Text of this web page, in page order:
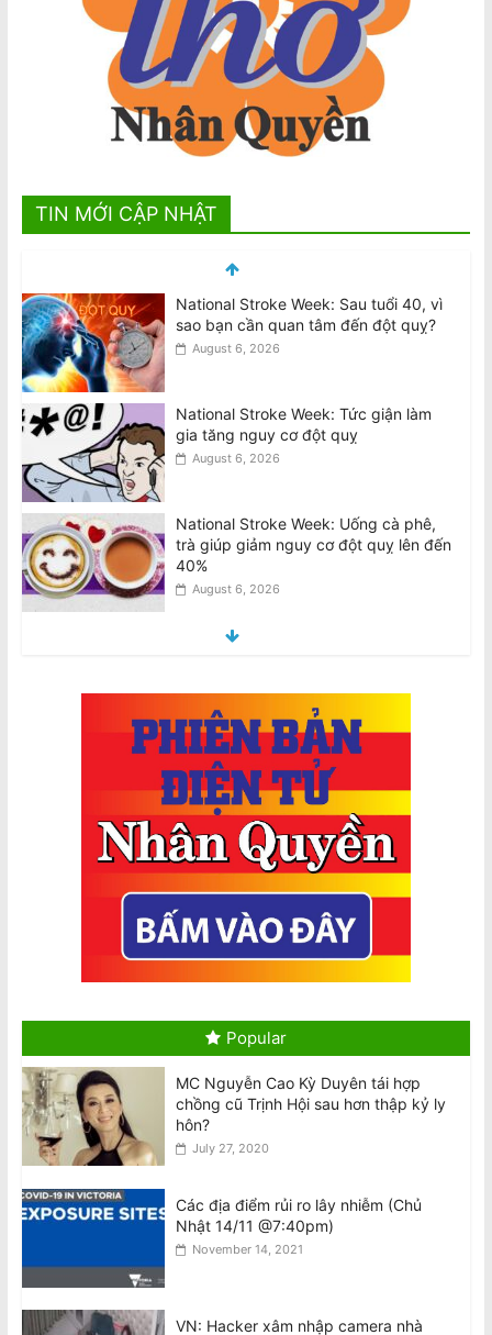
TIN MỚI CẬP NHẬT
National Stroke Week: Tức giận làm
gia tăng nguy cơ đột quỵ
August 6, 2026
National Stroke Week: Uống cà phê,
trà giúp giảm nguy cơ đột quỵ lên đến
40%
Tri ân người hùng Văn Việt Trương:
Chủ tiệm tạp hóa qua đời vì vết
thương trong vụ hành hung của nhóm
thiếu niên
suffered in teen group bashing
August 6, 2026
Biểu Tình Phản Đối Chuyến Công Du
của Tô Lâm tại Úc, T.Bảy 8/8 @2pm
trước Tòa Nhà Quốc Hội VIC
August 7, 2026
AVRNC: Phản Đối Tổng Bí Thư Kiêm
Chủ Tịch Nhà Nước CSVN Tô Lâm
Đến Úc Châu
August 7, 2026
Chủ tịch Đảng Cộng Sản Việt Nam
August 6, 2026
Visit to Australia by the General
Secretary and President of the
Tên lửa SpaceX Falcon 9 đâm vào Mặt
Trăng tốc độ 8.690 km/h
Popular
MC Nguyễn Cao Kỳ Duyên tái hợp
chồng cũ Trịnh Hội sau hơn thập kỷ ly
hôn?
July 27, 2020
Các địa điểm rủi ro lây nhiễm (Chủ
Nhật 14/11 @7:40pm)
November 14, 2021
VN: Hacker xâm nhập camera nhà